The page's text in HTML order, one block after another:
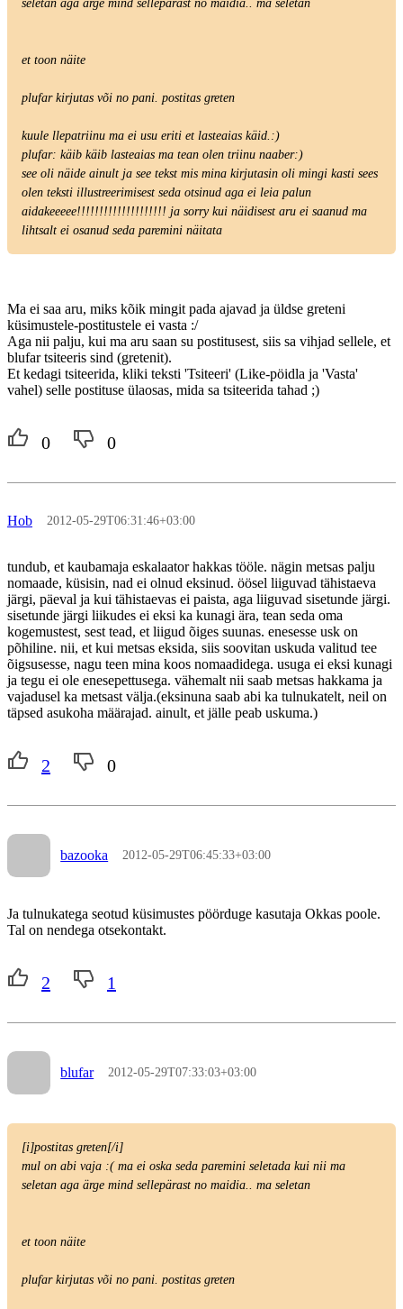
seletan aga ärge mind sellepärast no maidia.. ma seletan
et toon näite
plufar kirjutas või no pani. postitas greten
kuule llepatriinu ma ei usu eriti et lasteaias käid.:)
plufar: käib käib lasteaias ma tean olen triinu naaber:)
see oli näide ainult ja see tekst mis mina kirjutasin oli mingi kasti sees
olen teksti illustreerimisest seda otsinud aga ei leia palun
aidakeeeee!!!!!!!!!!!!!!!!!!!! ja sorry kui näidisest aru ei saanud ma
lihtsalt ei osanud seda paremini näitata
Ma ei saa aru, miks kõik mingit pada ajavad ja üldse greteni
küsimustele-postitustele ei vasta :/
Aga nii palju, kui ma aru saan su postitusest, siis sa vihjad sellele, et
blufar tsiteeris sind (gretenit).
Et kedagi tsiteerida, kliki teksti 'Tsiteeri' (Like-pöidla ja 'Vasta'
vahel) selle postituse ülaosas, mida sa tsiteerida tahad ;)
0 0
Hob 2012-05-29T06:31:46+03:00
tundub, et kaubamaja eskalaator hakkas tööle. nägin metsas palju
nomaade, küsisin, nad ei olnud eksinud. öösel liiguvad tähistaeva
järgi, päeval ja kui tähistaevas ei paista, aga liiguvad sisetunde järgi.
sisetunde järgi liikudes ei eksi ka kunagi ära, tean seda oma
kogemustest, sest tead, et liigud õiges suunas. enesesse usk on
põhiline. nii, et kui metsas eksida, siis soovitan uskuda valitud tee
õigsusesse, nagu teen mina koos nomaadidega. usuga ei eksi kunagi
ja tegu ei ole enesepettusega. vähemalt nii saab metsas hakkama ja
vajadusel ka metsast välja.(eksinuna saab abi ka tulnukatelt, neil on
täpsed asukoha määrajad. ainult, et jälle peab uskuma.)
2 0
bazooka 2012-05-29T06:45:33+03:00
Ja tulnukatega seotud küsimustes pöörduge kasutaja Okkas poole.
Tal on nendega otsekontakt.
2 1
blufar 2012-05-29T07:33:03+03:00
[i]postitas greten[/i]
mul on abi vaja :( ma ei oska seda paremini seletada kui nii ma
seletan aga ärge mind sellepärast no maidia.. ma seletan
et toon näite
plufar kirjutas või no pani. postitas greten